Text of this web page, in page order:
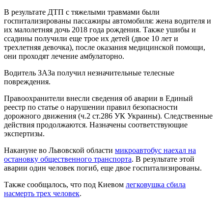
В результате ДТП с тяжелыми травмами были
госпитализированы пассажиры автомобиля: жена водителя и
их малолетняя дочь 2018 года рождения. Также ушибы и
ссадины получили еще трое их детей (двое 10 лет и
трехлетняя девочка), после оказания медицинской помощи,
они проходят лечение амбулаторно.
Водитель ЗАЗа получил незначительные телесные
повреждения.
Правоохранители внесли сведения об аварии в Единый
реестр по статье о нарушении правил безопасности
дорожного движения (ч.2 ст.286 УК Украины). Следственные
действия продолжаются. Назначены соответствующие
экспертизы.
Накануне во Львовской области микроавтобус наехал на
остановку общественного транспорта. В результате этой
аварии один человек погиб, еще двое госпитализированы.
Также сообщалось, что под Киевом легковушка сбила
насмерть трех человек.